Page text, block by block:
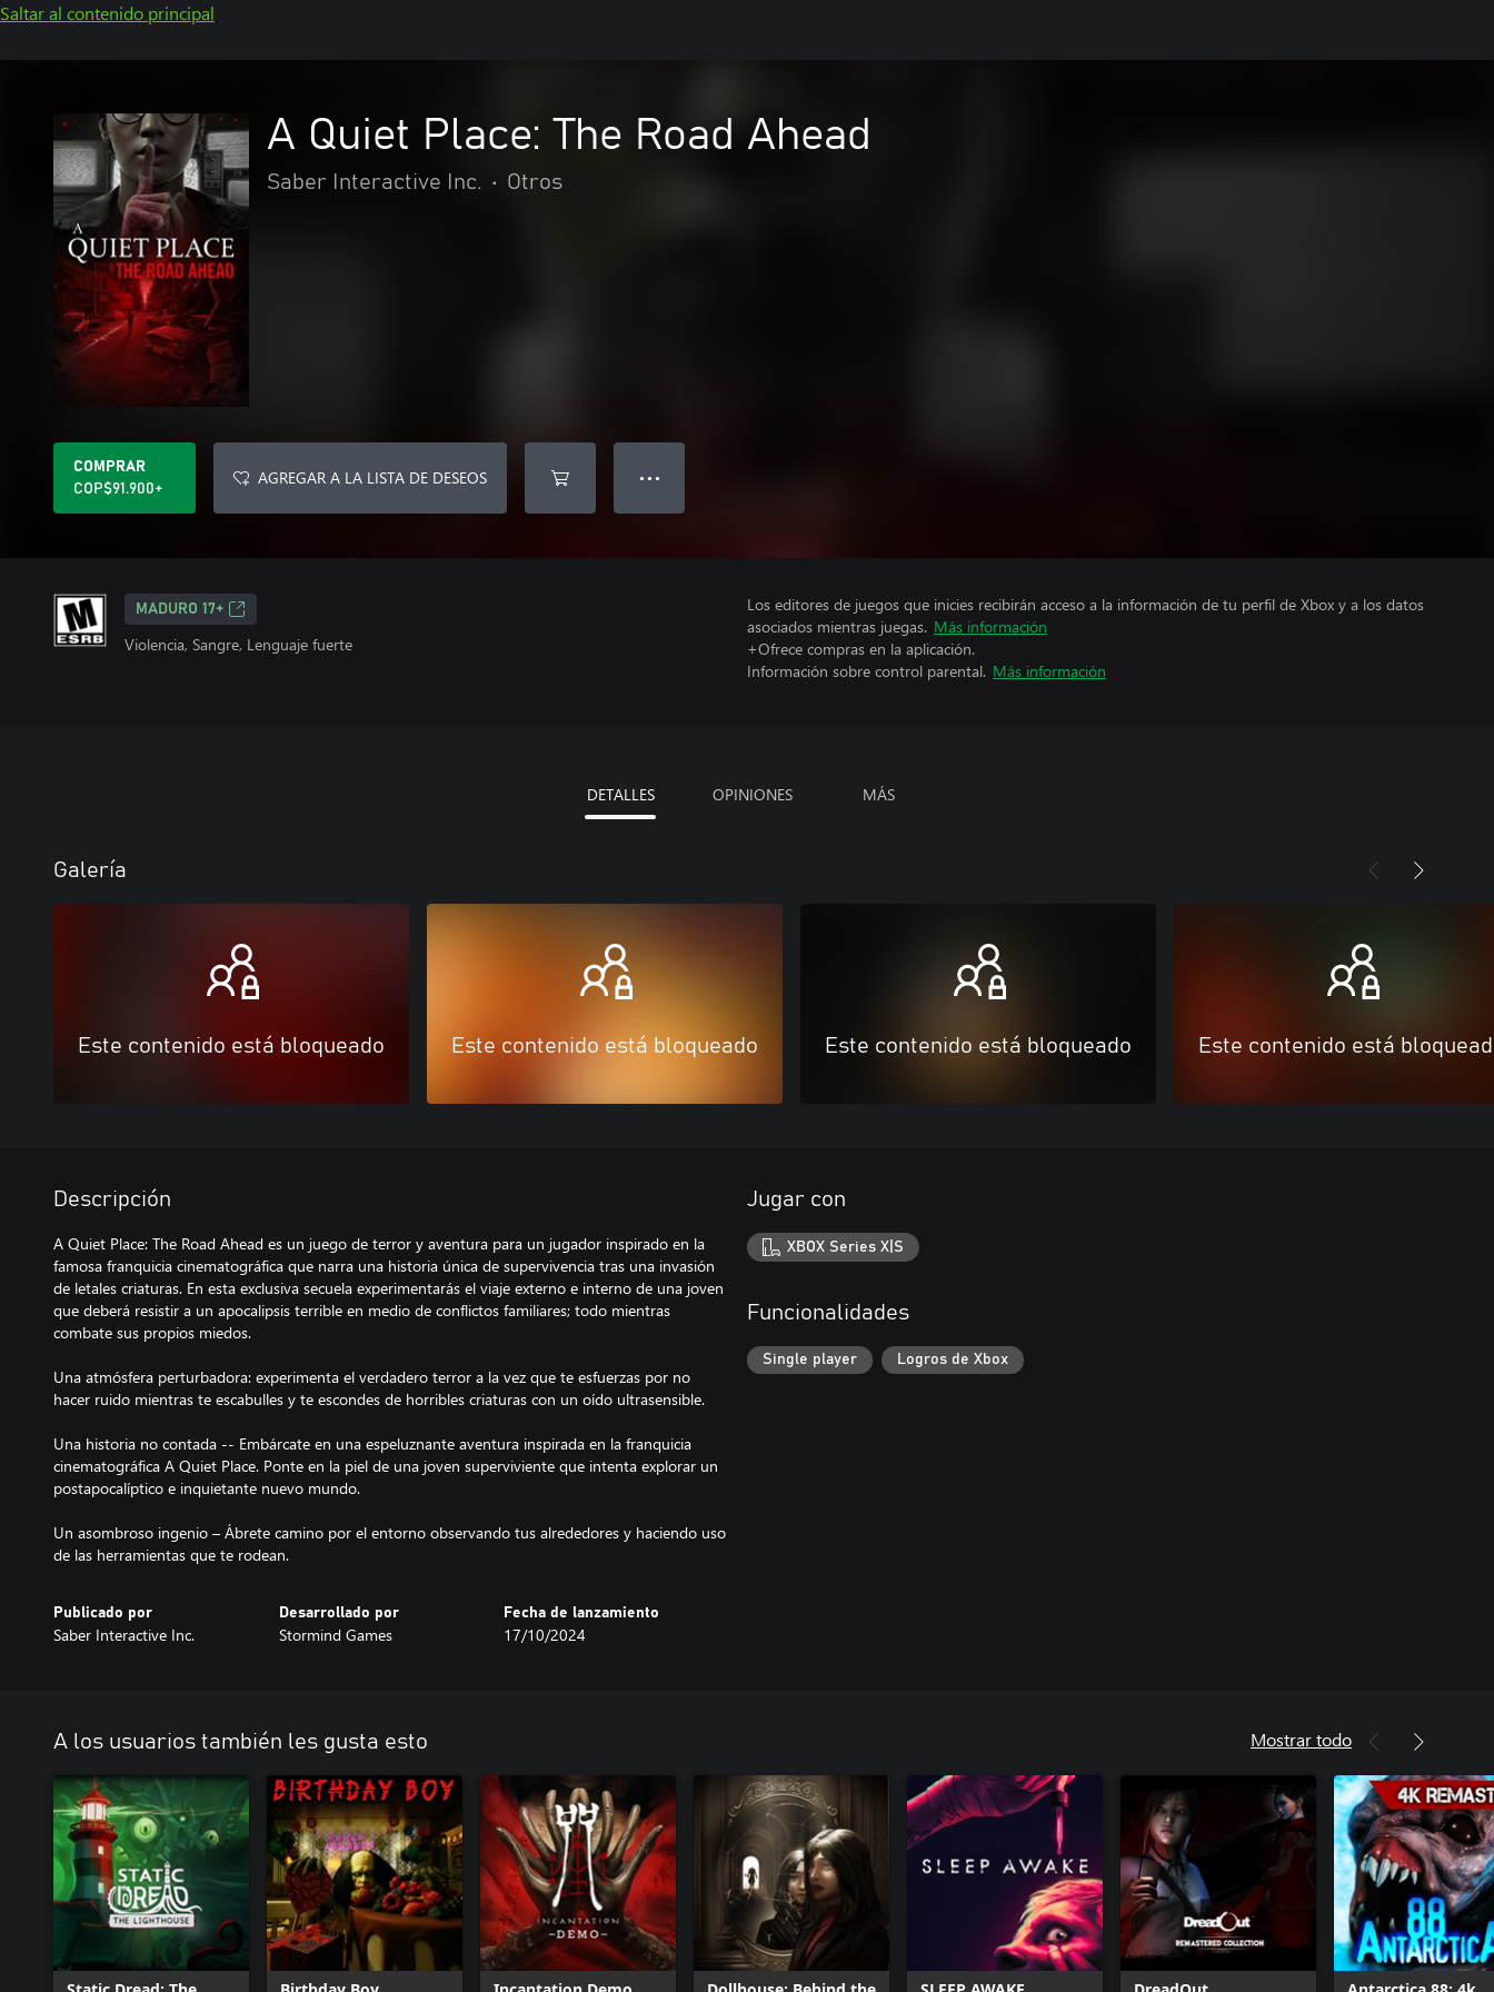
Saltar al contenido principal
A Quiet Place: The Road Ahead
Saber Interactive Inc. • Otros
COMPRAR
COP$91.900+
AGREGAR A LA LISTA DE DESEOS ● ● ●
MADURO 17+
Violencia, Sangre, Lenguaje fuerte
Los editores de juegos que inicies recibirán acceso a la información de tu perfil de Xbox y a los datos
asociados mientras juegas. Más información
+Ofrece compras en la aplicación.
Información sobre control parental. Más información
DETALLES OPINIONES MÁS
Galería
Este contenido está bloqueado Este contenido está bloqueado Este contenido está bloqueado Este contenido está
Descripción
A Quiet Place: The Road Ahead es un juego de terror y aventura para un jugador inspirado en la
famosa franquicia cinematográfica que narra una historia única de supervivencia tras una invasión
de letales criaturas. En esta exclusiva secuela experimentarás el viaje externo e interno de una joven
que deberá resistir a un apocalipsis terrible en medio de conflictos familiares; todo mientras
combate sus propios miedos.
Una atmósfera perturbadora: experimenta el verdadero terror a la vez que te esfuerzas por no
hacer ruido mientras te escabulles y te escondes de horribles criaturas con un oído ultrasensible.
Una historia no contada -- Embárcate en una espeluznante aventura inspirada en la franquicia
cinematográfica A Quiet Place. Ponte en la piel de una joven superviviente que intenta explorar un
postapocalíptico e inquietante nuevo mundo.
Un asombroso ingenio – Ábrete camino por el entorno observando tus alrededores y haciendo uso
de las herramientas que te rodean.
Publicado por
Saber Interactive Inc.
Desarrollado por
Stormind Games
Fecha de lanzamiento
17/10/2024
Jugar con
XBOX Series X|S
Funcionalidades
Single player Logros de Xbox
A los usuarios también les gusta esto Mostrar todo